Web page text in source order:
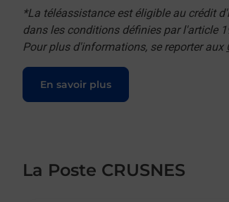
*La téléassistance est éligible au crédit
dans les conditions définies par l'article
Pour plus d'informations, se reporter aux
En savoir plus
Le lien s'ouvre dans un nouvel onglet
La Poste CRUSNES